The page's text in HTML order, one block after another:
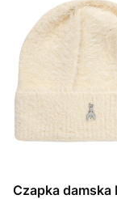
Czapka damska